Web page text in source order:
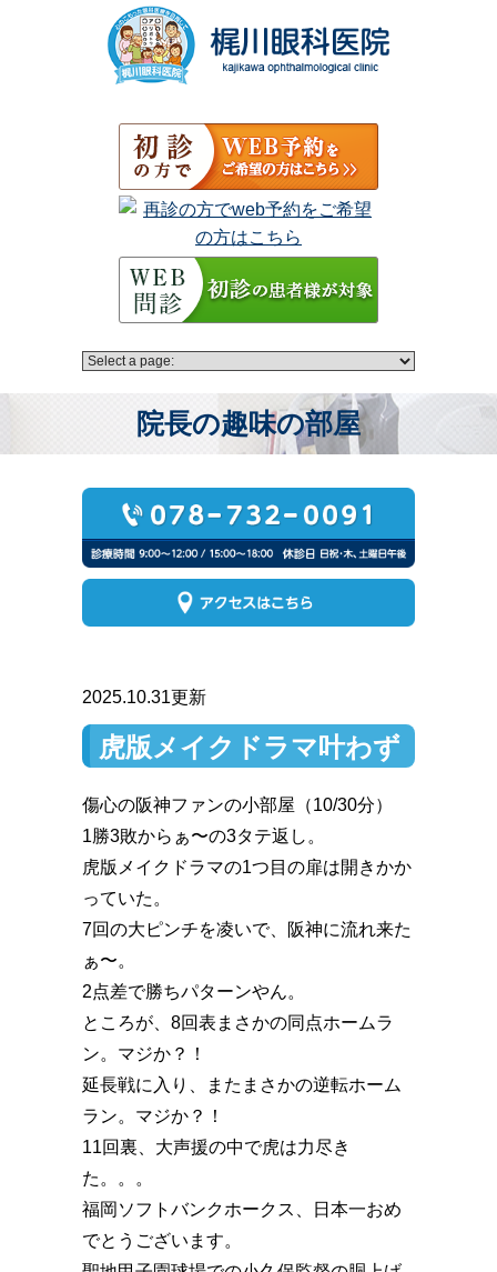
院長の趣味の部屋
2025.10.31更新
虎版メイクドラマ叶わず
傷心の阪神ファンの小部屋（10/30分）
1勝3敗からぁ〜の3タテ返し。
虎版メイクドラマの1つ目の扉は開きかか
っていた。
7回の大ピンチを凌いで、阪神に流れ来た
ぁ〜。
2点差で勝ちパターンやん。
ところが、8回表まさかの同点ホームラ
ン。マジか？！
延長戦に入り、またまさかの逆転ホーム
ラン。マジか？！
11回裏、大声援の中で虎は力尽き
た。。。
福岡ソフトバンクホークス、日本一おめ
でとうございます。